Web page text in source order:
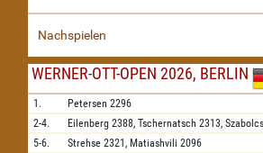
Nachspielen
WERNER-OTT-OPEN 2026, BERLIN
1. Petersen 2296
2-4.
Eilenberg 2388, Tschernatsch 2313,
5-6.
Strehse 2321, Matiashvili 2096